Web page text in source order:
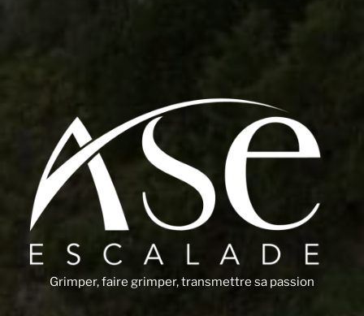
Grimper, faire grimper, transmettre sa passion